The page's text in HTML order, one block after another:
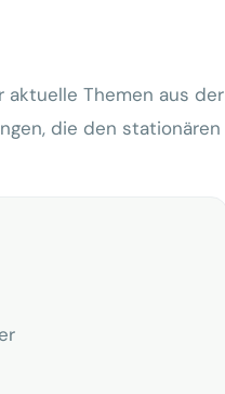
aktuelle Themen aus der
die den stationären